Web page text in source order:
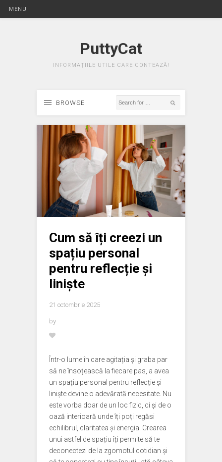
MENU
PuttyCat
INFORMAȚIILE UTILE CARE CONTEAZĂ!
BROWSE
Cum să îți creezi un
spațiu personal
pentru reflecție și
liniște
21 octombrie 2025
by
Într-o lume în care agitația și graba par
să ne însoțească la fiecare pas, a avea
un spațiu personal pentru reflecție și
liniște devine o adevărată necesitate. Nu
este vorba doar de un loc fizic, ci și de o
oază interioară unde îți poți regăsi
echilibrul, claritatea și energia. Crearea
unui astfel de spațiu îți permite să te
deconectezi de la zgomotul cotidian și